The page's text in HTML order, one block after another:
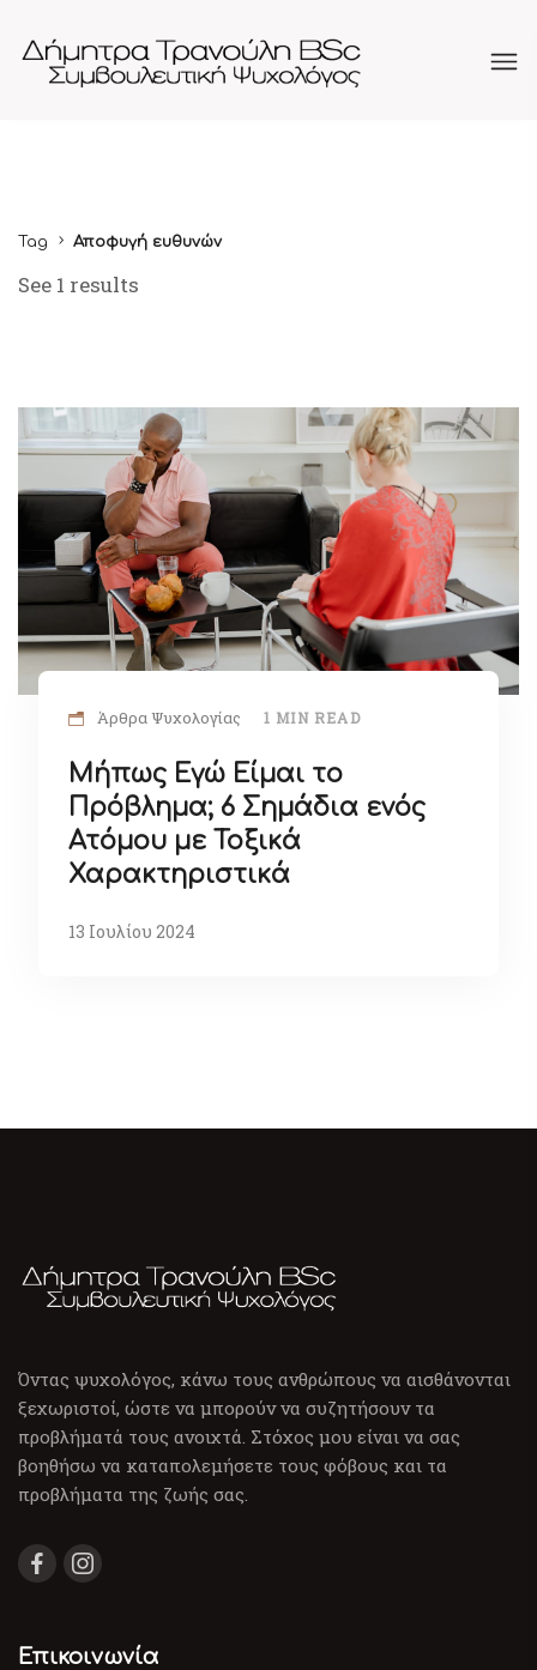
Tag Αποφυγή ευθυνών
See 1 results
Άρθρα Ψυχολογίας 1 MIN READ
Μήπως Εγώ Είμαι το
Πρόβλημα; 6 Σημάδια ενός
Ατόμου με Τοξικά
Χαρακτηριστικά
13 Ιουλίου 2024
Όντας ψυχολόγος, κάνω τους ανθρώπους να αισθάνονται
ξεχωριστοί, ώστε να μπορούν να συζητήσουν τα
προβλήματά τους ανοιχτά. Στόχος μου είναι να σας
βοηθήσω να καταπολεμήσετε τους φόβους και τα
προβλήματα της ζωής σας.
Επικοινωνία